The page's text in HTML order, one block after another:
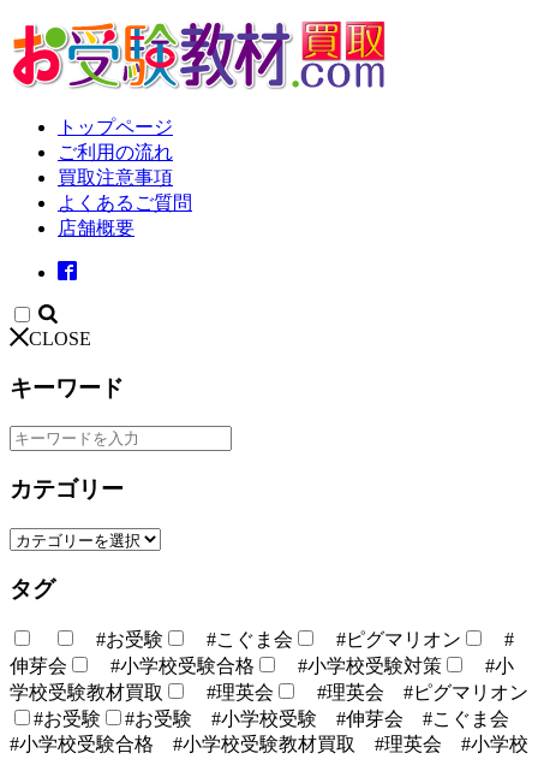
トップページ
ご利用の流れ
買取注意事項
よくあるご質問
店舗概要
CLOSE
キーワード
カテゴリー
タグ
#お受験 #こぐま会 #ピグマリオン
#
伸芽会
#小学校受験合格 #小学校受験対策
#小
学校受験教材買取
#理英会
#理英会 #ピグマリオン
#お受験
#お受験 #小学校受験 #伸芽会 #こぐま会
#小学校受験合格 #小学校受験教材買取 #理英会 #小学校